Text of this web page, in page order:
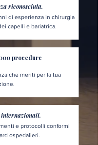
riconosciuta.
di esperienza in chirurgia
capelli e bariatrica.
procedure
che meriti per la tua
e protocolli conformi
ospedalieri.